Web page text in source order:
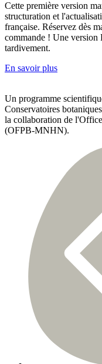
Cette première version
structuration et
française. Réservez dès
commande ! Une version
tardivement.
En savoir plus
Un programme
Conservatoires
la collaboration de
(OFPB-MNHN).